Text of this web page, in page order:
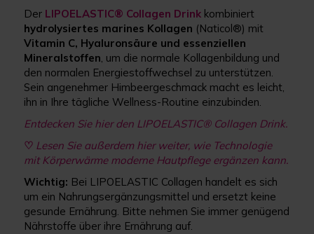
Der LIPOELASTIC® Collagen Drink kombiniert
hydrolysiertes marines Kollagen (Naticol®) mit
Vitamin C, Hyaluronsäure und essenziellen
Mineralstoffen, um die normale Kollagenbildung und
den normalen Energiestoffwechsel zu unterstützen.
Sein angenehmer Himbeergeschmack macht es leicht,
ihn in Ihre tägliche Wellness-Routine einzubinden.
Entdecken Sie hier den LIPOELASTIC® Collagen Drink.
♡ Lesen Sie außerdem hier weiter, wie Technologie
mit Körperwärme moderne Hautpflege ergänzen kann.
Wichtig: Bei LIPOELASTIC Collagen handelt es sich
um ein Nahrungsergänzungsmittel und ersetzt keine
gesunde Ernährung. Bitte nehmen Sie immer genügend
Nährstoffe über ihre Ernährung auf.